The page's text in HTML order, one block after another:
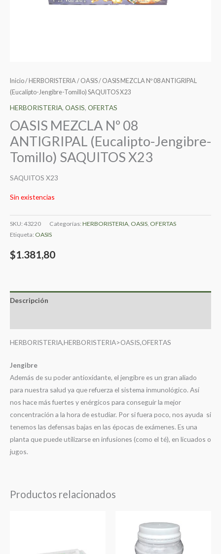
Inicio/ HERBORISTERIA/ OASIS/ OASIS MEZCLA Nº 08 ANTIGRIPAL
(Eucalipto-Jengibre-Tomillo) SAQUITOS X23
HERBORISTERIA, OASIS, OFERTAS
OASIS MEZCLA Nº 08
ANTIGRIPAL (Eucalipto-Jengibre-
Tomillo) SAQUITOS X23
SAQUITOS X23
Sin existencias
SKU: 43220 Categorías: HERBORISTERIA, OASIS, OFERTAS
Etiqueta: OASIS
$1.381,80
Descripción
HERBORISTERIA,HERBORISTERIA>OASIS,OFERTAS
Jengibre
Además de su poder antioxidante, el jengibre es un gran aliado
para nuestra salud ya que refuerza el sistema inmunológico. Así
nos hace más fuertes y enérgicos para conseguir la mejor
concentración a la hora de estudiar. Por si fuera poco, nos ayuda si
tenemos las defensas bajas en las épocas de exámenes. Es una
planta que puede utilizarse en infusiones (como el té), en licuados o
jugos.
Productos relacionados